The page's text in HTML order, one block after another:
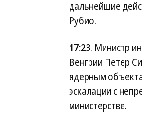
дальнейшие
Рубио.
17:23. Министр
Венгрии Петер
ядерным
эскалации с
министерстве.